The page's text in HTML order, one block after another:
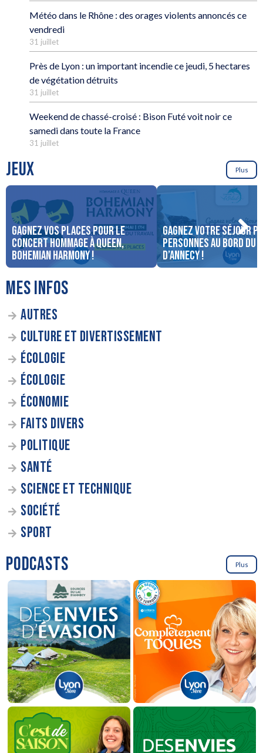
Météo dans le Rhône : des orages violents annoncés ce
vendredi
31 juillet
Près de Lyon : un important incendie ce jeudi, 5 hectares
de végétation détruits
31 juillet
Weekend de chassé-croisé : Bison Futé voit noir ce
samedi dans toute la France
31 juillet
JEUX Plus
Gagnez vos places pour le
concert Hommage à Queen,
Bohemian Harmony !
Gagnez votre séjour
personnes au bord du
d’Annecy !
MES INFOS
AUTRES
CULTURE ET DIVERTISSEMENT
ÉCOLOGIE
ÉCOLOGIE
ÉCONOMIE
FAITS DIVERS
POLITIQUE
SANTÉ
SCIENCE ET TECHNIQUE
SOCIÉTÉ
SPORT
PODCASTS Plus